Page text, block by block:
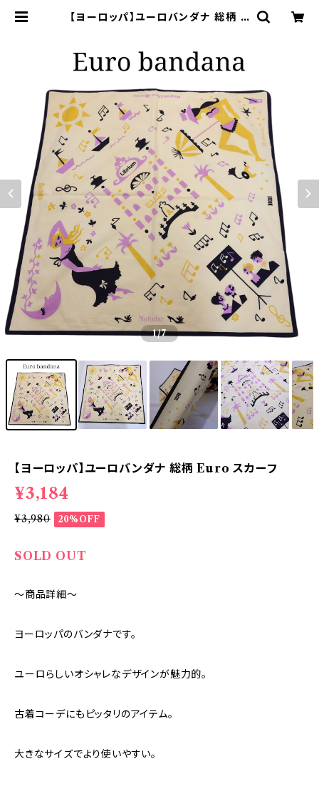
【ヨーロッパ】ユーロバンダナ 総柄 E
1/7
【ヨーロッパ】ユーロバンダナ 総柄 Euro スカーフ
¥3,184
¥3,980 20%OFF
SOLD OUT
～商品詳細～
ヨーロッパのバンダナです。
ユーロらしいオシャレなデザインが魅力的。
古着コーデにもピッタリのアイテム。
大きなサイズでより使いやすい。